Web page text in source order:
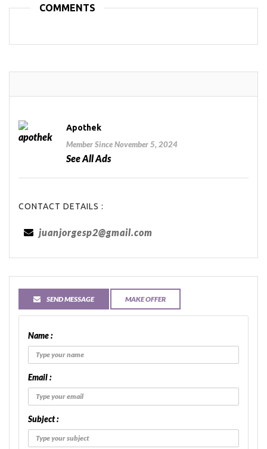
COMMENTS
Apothek
Member Since November 5, 2024
See All Ads
CONTACT DETAILS :
juanjorgesp2@gmail.com
SEND MESSAGE MAKE OFFER
Name :
Email :
Subject :